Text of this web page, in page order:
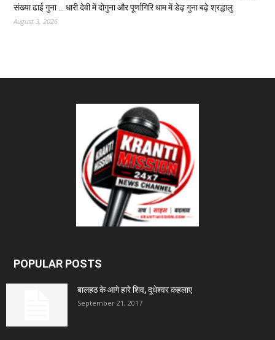
संख्या ढाई गुना … धारी देवी में दोगुना और पूर्णागिरि धाम में डेढ़ गुना बढ़े श्रद्धालु
August 3, 2026
POPULAR POSTS
बालहठ के आगे हारे शिव, दूधेश्वर कहलाए
September 21, 2017